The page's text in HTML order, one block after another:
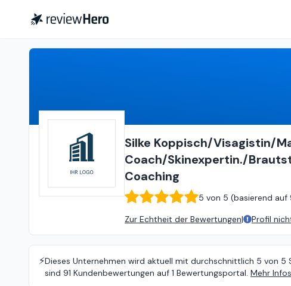
Silke Koppisch/Visagistin/
Coach/Skinexpertin./
Coaching
5 von 5 (basierend auf
Zur Echtheit der Bewertungen| Profil
⚡️Dieses Unternehmen wird aktuell mit durchschnittlich 5 von 5
sind 91 Kundenbewertungen auf 1 Bewertungsportal. Mehr Infos